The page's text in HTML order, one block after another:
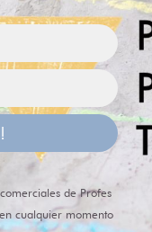
de Profes
cualquier momento